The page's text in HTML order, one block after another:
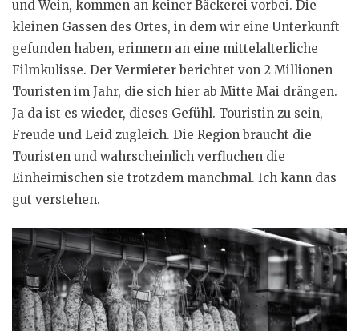
und Wein, kommen an keiner Bäckerei vorbei. Die
kleinen Gassen des Ortes, in dem wir eine Unterkunft
gefunden haben, erinnern an eine mittelalterliche
Filmkulisse. Der Vermieter berichtet von 2 Millionen
Touristen im Jahr, die sich hier ab Mitte Mai drängen.
Ja da ist es wieder, dieses Gefühl. Touristin zu sein,
Freude und Leid zugleich. Die Region braucht die
Touristen und wahrscheinlich verfluchen die
Einheimischen sie trotzdem manchmal. Ich kann das
gut verstehen.